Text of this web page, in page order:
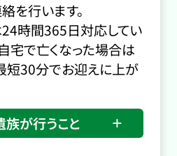
を行います。
時間365日対応してい
宅で亡くなった場合は
短30分でお迎えに上が
族が行うこと